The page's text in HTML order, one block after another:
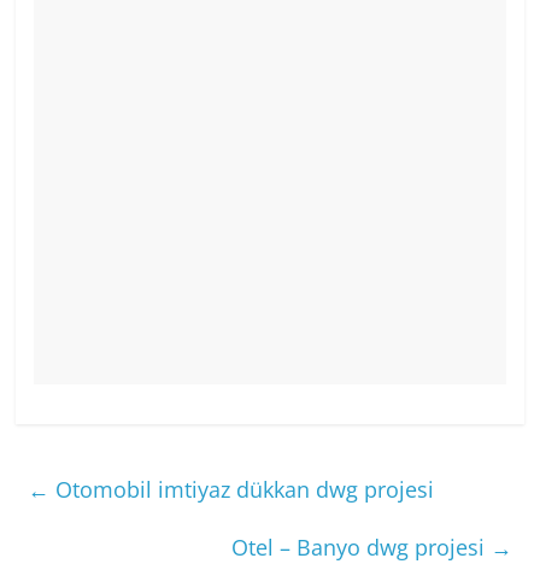
← Otomobil imtiyaz dükkan dwg projesi
Otel – Banyo dwg projesi →